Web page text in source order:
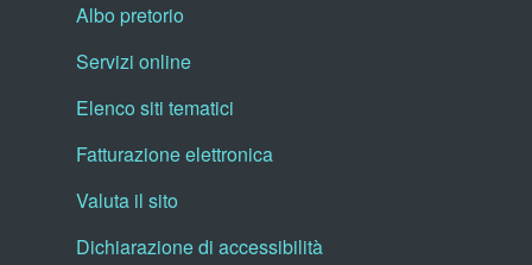
Albo pretorio
Servizi online
Elenco siti tematici
Fatturazione elettronica
Valuta il sito
Dichiarazione di accessibilità